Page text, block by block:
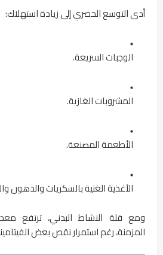
أدى التوسع الحضري إلى زيادة استهلاك:
الوجبات السريعة.
المشروبات الغازية.
الأطعمة المصنعة.
الأغذية الغنية بالسكريات والدهون
ومع قلة النشاط البدني، ترتفع
المزمنة، رغم استمرار نقص بعض